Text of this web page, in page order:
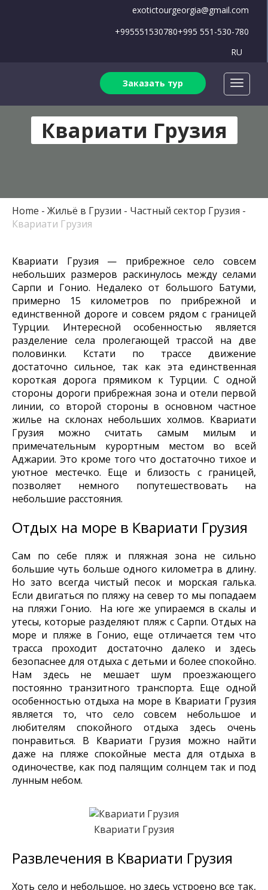
exotictourgeorgia@gmail.com
+995551530780+995 551-530-780
RU
Заказать тур
Квариати Грузия
Home Жильё в Грузии
Частный сектор Грузия
Квариати Грузия
Квариати Грузия — прибрежное село совсем
небольших размеров раскинулось между селами
Сарпи и Гонио. Недалеко от большого Батуми,
примерно 15 километров по прибрежной и
единственной дороге и совсем рядом с границей
Турции. Интересной особенностью является
разделение села пролегающей трассой на две
половинки. Кстати по трассе движение
достаточно сильное, так как эта единственная
короткая дорога прямиком к Турции. С одной
стороны дороги прибрежная зона и отели первой
линии, со второй стороны в основном частное
жилье на склонах небольших холмов. Квариати
Грузия можно считать самым милым и
примечательным курортным местом во всей
Аджарии. Это кроме того что достаточно тихое и
уютное местечко. Еще и близость с границей,
позволяет немного попутешествовать на
небольшие расстояния.
Отдых на море в Квариати Грузия
Сам по себе пляж и пляжная зона не сильно
большие чуть больше одного километра в длину.
Но зато всегда чистый песок и морская галька.
Если двигаться по пляжу на север то мы попадаем
на пляжи Гонио. На юге же упираемся в скалы и
утесы, которые разделяют пляж с Сарпи. Отдых на
море и пляже в Гонио, еще отличается тем что
трасса проходит достаточно далеко и здесь
безопаснее для отдыха с детьми и более спокойно.
Нам здесь не мешает шум проезжающего
постоянно транзитного транспорта. Еще одной
особенностью отдыха на море в Квариати Грузия
является то, что село совсем небольшое и
любителям спокойного отдыха здесь очень
понравиться. В Квариати Грузия можно найти
даже на пляже спокойные места для отдыха в
одиночестве, как под палящим солнцем так и под
лунным небом.
Квариати Грузия
Развлечения в Квариати Грузия
Хоть село и небольшое, но здесь устроено все так,